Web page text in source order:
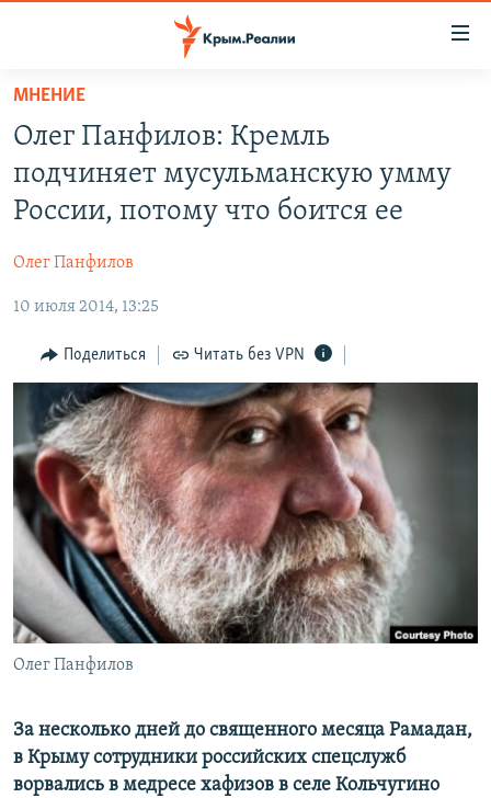
Вернуться
основному
содержанию
Вернутся
главной
навигации
Вернутся
поиску
СПЕЦПРОЕКТЫ
11 ЛЕТ ОККУПАЦИИ КРЫМА. 11 ИСТОРИЙ СОПРОТИВЛЕНИЯ
ВОДА
ЕЩЕ
ИНТЕРАКТИВ
ИНФОГРАФИКА
ТЕЛЕПРОЕКТ КРЫМ.РЕАЛИИ
СОВЕТЫ ПРАВОЗАЩИТНИКОВ
ПРОПАВШИЕ БЕЗ ВЕСТИ
ПОБЕДИТЕЛЕЙ НЕ СУДЯТ?
КРЫМ.НЕПОКОРЕННЫЙ
ELIFBE
УКРАИНСКАЯ ПРОБЛЕМА КРЫМА
РАДІО СВОБОДА
КАК ОБОЙТИ БЛОКИРОВКУ
Українською
Qırımtatar
ПРИСОЕДИНЯЙТЕСЬ!
Все сайты RFE/RL
МНЕНИЕ
Олег Панфилов: Кремль
подчиняет мусульманскую умму
России, потому что боится ее
Олег Панфилов
10 июля 2014, 13:25
Поделиться Читать без VPN
Олег Панфилов
За несколько дней до священного месяца Рамадан,
в Крыму сотрудники российских спецслужб
ворвались в медресе хафизов в селе Кольчугино